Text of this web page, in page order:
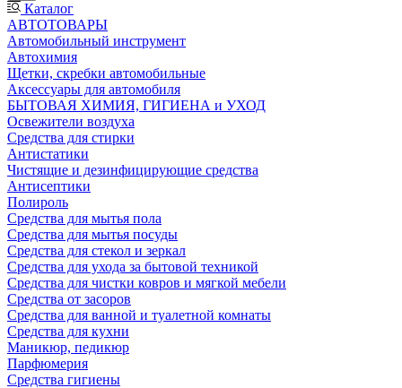
Каталог
АВТОТОВАРЫ
Автомобильный инструмент
Автохимия
Щетки, скребки автомобильные
Аксессуары для автомобиля
БЫТОВАЯ ХИМИЯ, ГИГИЕНА и УХОД
Освежители воздуха
Средства для стирки
Антистатики
Чистящие и дезинфицирующие средства
Антисептики
Полироль
Средства для мытья пола
Средства для мытья посуды
Средства для стекол и зеркал
Средства для ухода за бытовой техникой
Средства для чистки ковров и мягкой мебели
Средства от засоров
Средства для ванной и туалетной комнаты
Средства для кухни
Маникюр, педикюр
Парфюмерия
Средства гигиены